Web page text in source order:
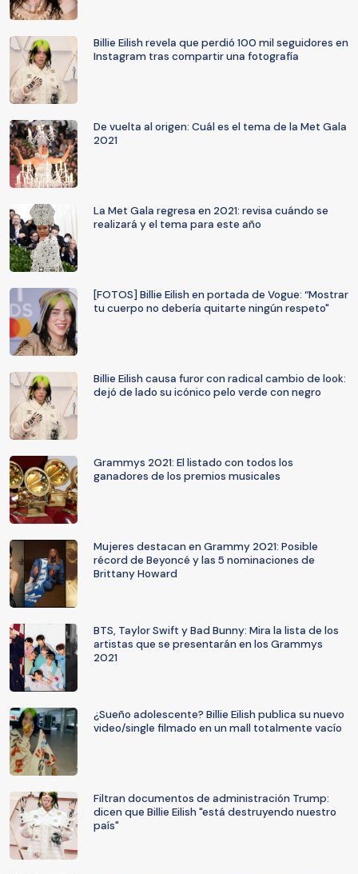
Billie Eilish revela que perdió 100 mil seguidores en
Instagram tras compartir una fotografía
De vuelta al origen: Cuál es el tema de la Met Gala
2021
La Met Gala regresa en 2021: revisa cuándo se
realizará y el tema para este año
[FOTOS] Billie Eilish en portada de Vogue: “Mostrar
tu cuerpo no debería quitarte ningún respeto"
Billie Eilish causa furor con radical cambio de look:
dejó de lado su icónico pelo verde con negro
Grammys 2021: El listado con todos los
ganadores de los premios musicales
Mujeres destacan en Grammy 2021: Posible
récord de Beyoncé y las 5 nominaciones de
Brittany Howard
BTS, Taylor Swift y Bad Bunny: Mira la lista de los
artistas que se presentarán en los Grammys
2021
¿Sueño adolescente? Billie Eilish publica su nuevo
video/single filmado en un mall totalmente vacío
Filtran documentos de administración Trump:
dicen que Billie Eilish "está destruyendo nuestro
país"